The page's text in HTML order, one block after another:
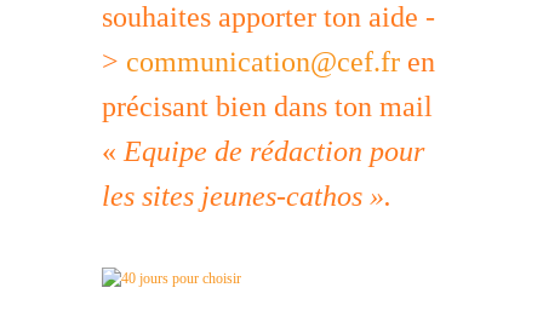
souhaites apporter ton aide -
> communication@cef.fr en
précisant bien dans ton mail
« Equipe de rédaction pour
les sites jeunes-cathos ».